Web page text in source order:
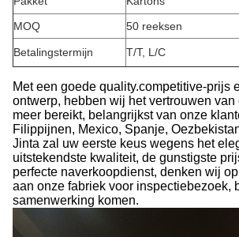
MOQ
50 reeksen
Betalingstermijn T/T, L/C
Met een goede quality.competitive-prijs
ontwerp, hebben wij het vertrouwen van
meer bereikt, belangrijkst van onze
Filippijnen, Mexico, Spanje,
Jinta zal uw eerste keus wegens het
uitstekendste kwaliteit, de gunstigste
perfecte naverkoopdienst, denken wij
aan onze fabriek voor inspectiebezoek,
samenwerking komen.